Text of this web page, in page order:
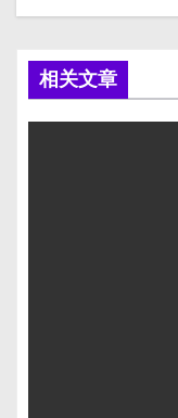
相关文章